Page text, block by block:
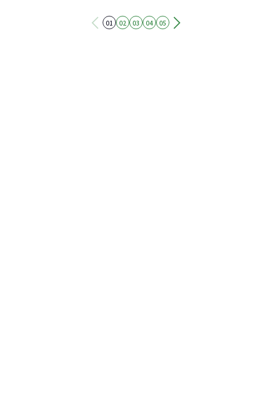
VOCs綜合治理方面，方案提出，一是推廣中國新能源和
01 02 03 04 05